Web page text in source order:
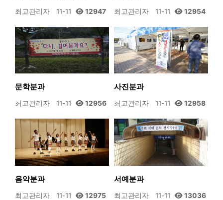
최고관리자 11-11 12947 최고관리자 11-11 12954
문학분과
최고관리자 11-11 12956
사진분과
최고관리자 11-11 12958
음악분과
최고관리자 11-11 12975
서예분과
최고관리자 11-11 13036